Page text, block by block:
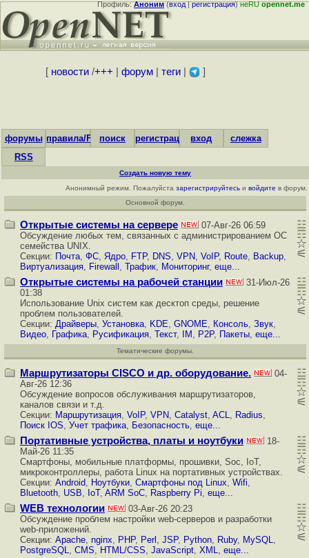
Профиль:Аноним(вход|регистрация)неRUopennet.me
[ новости/+++ форум| теги| ]
форумы правила/FAQпоиск регистрация вход
слежка
RSS
Создать новую тему
Анонимный режим. Пожалуйста зарегистрируйтесь и войдите в форум.
Основной форум.
Открытые системы на сервере
07-Авг-26 06:59
Обсуждение любых тем, связанных с администрированием ОС
семейства UNIX.
Секции: Почта, ФС, Ядро, FTP, DNS, VPN, VoIP, Route, Backup,
Виртуализация, Firewall , Трафик, Мониторинг, еще...
Открытые системы на рабочей станции
31-Июл-26
01:38
Использование Unix систем как десктоп среды, решение
проблем пользователей.
Секции: Драйверы, Установка, KDE, GNOME, Консоль, Звук,
Видео, Графика, Русификация, Текст, IM , P2P, Пакеты, еще...
Тематические форумы.
Маршрутизаторы CISCO и др. оборудование.
04-
Авг-26 12:36
Обсуждение вопросов обслуживания маршрутизаторов,
каналов связи и т.д.
Секции: Маршрутизация, VoIP, VPN, Catalyst, ACL, Radius,
Поиск IOS, Учет трафика, Безопасность, еще...
Портативные устройства, платы и ноутбуки
18-
Май-26 11:35
Смартфоны, мобильные платформы, прошивки, Soc, IoT,
микроконтроллеры, работа Linux на портативных устройствах.
Секции: Android, Ноутбуки, Смартфоны под Linux, Wifi,
Bluetooth, USB, IoT, ARM SoC, Raspberry Pi, еще...
WEB технологии
03-Авг-26 20:23
Обсуждение проблем настройки web-серверов и разработки
web-приложений.
Секции: Apache, nginx, PHP, Perl , JSP, Python, Ruby, MySQL,
PostgreSQL, CMS, HTML/CSS, JavaScript, XML, еще...